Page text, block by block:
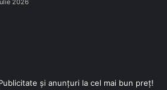
2026
și anunțuri la cel mai bun preț!